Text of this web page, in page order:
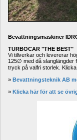
Bevattningsmaskiner
TURBOCAR "THE BEST"
Vi tillverkar och levererar
125∅ med då slanglängder
tryck på valfri storlek.
» Bevattningsteknik AB
» Klicka här för att se